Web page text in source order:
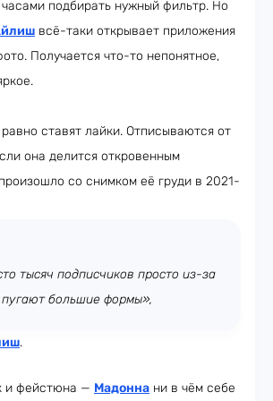
подбирать нужный фильтр. Но
всё-таки открывает приложения
Получается что-то непонятное,
ставят лайки. Отписываются от
она делится откровенным
со снимком её груди в 2021-
тысяч подписчиков просто из-за
большие формы»,
.
и фейстюна — Мадонна ни в чём себе